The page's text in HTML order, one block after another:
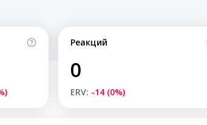
Реакций
0
ERV: -14 (0%)